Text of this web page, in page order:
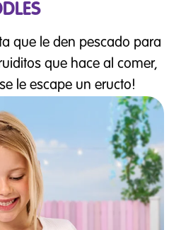
que le den pescado para
que hace al comer,
le escape un eructo!